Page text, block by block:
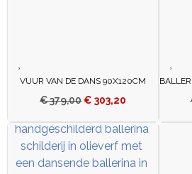
VUUR VAN DE DANS 90X120CM
€379,00 € 303,20